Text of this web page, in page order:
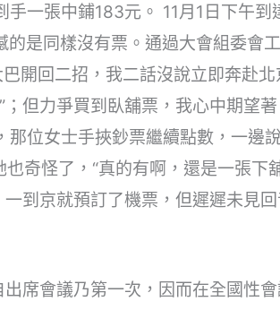
一張中鋪183元。 11月1日下午到
是同樣沒有票。通過大會組委會
開回二招，我二話沒說立即奔赴北
但力爭買到臥舖票，我心中期望
位女士手挾鈔票繼續點數，一邊
奇怪了，“真的有啊，還是一張下
到京就預訂了機票，但遲遲未見
席會議乃第一次，因而在全國性會